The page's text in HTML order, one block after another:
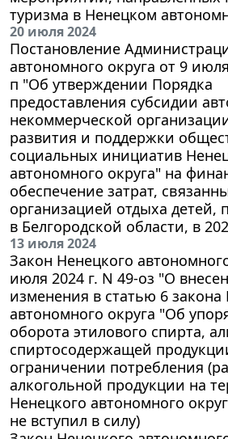
туризма в Ненецком
20 июля 2024
Постановление
автономного округа от 9
п "Об утверждении Порядка
предоставления субсидии
некоммерческой
развития и поддержки
социальных инициатив
автономного округа" на
обеспечение затрат,
организацией отдыха
в Белгородской области, в
13 июля 2024
Закон Ненецкого
июля 2024 г. N 49-оз "О
изменения в статью 6 закона
автономного округа "Об
оборота этилового спирта,
спиртосодержащей
ограничении потребления
алкогольной продукции на
Ненецкого автономного
не вступил в силу)